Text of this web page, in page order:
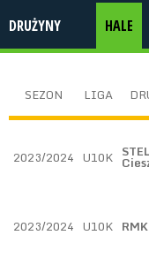
DRUŻYNY HALE
SEZON LIGA
2023/2024 U10K
2023/2024 U10K